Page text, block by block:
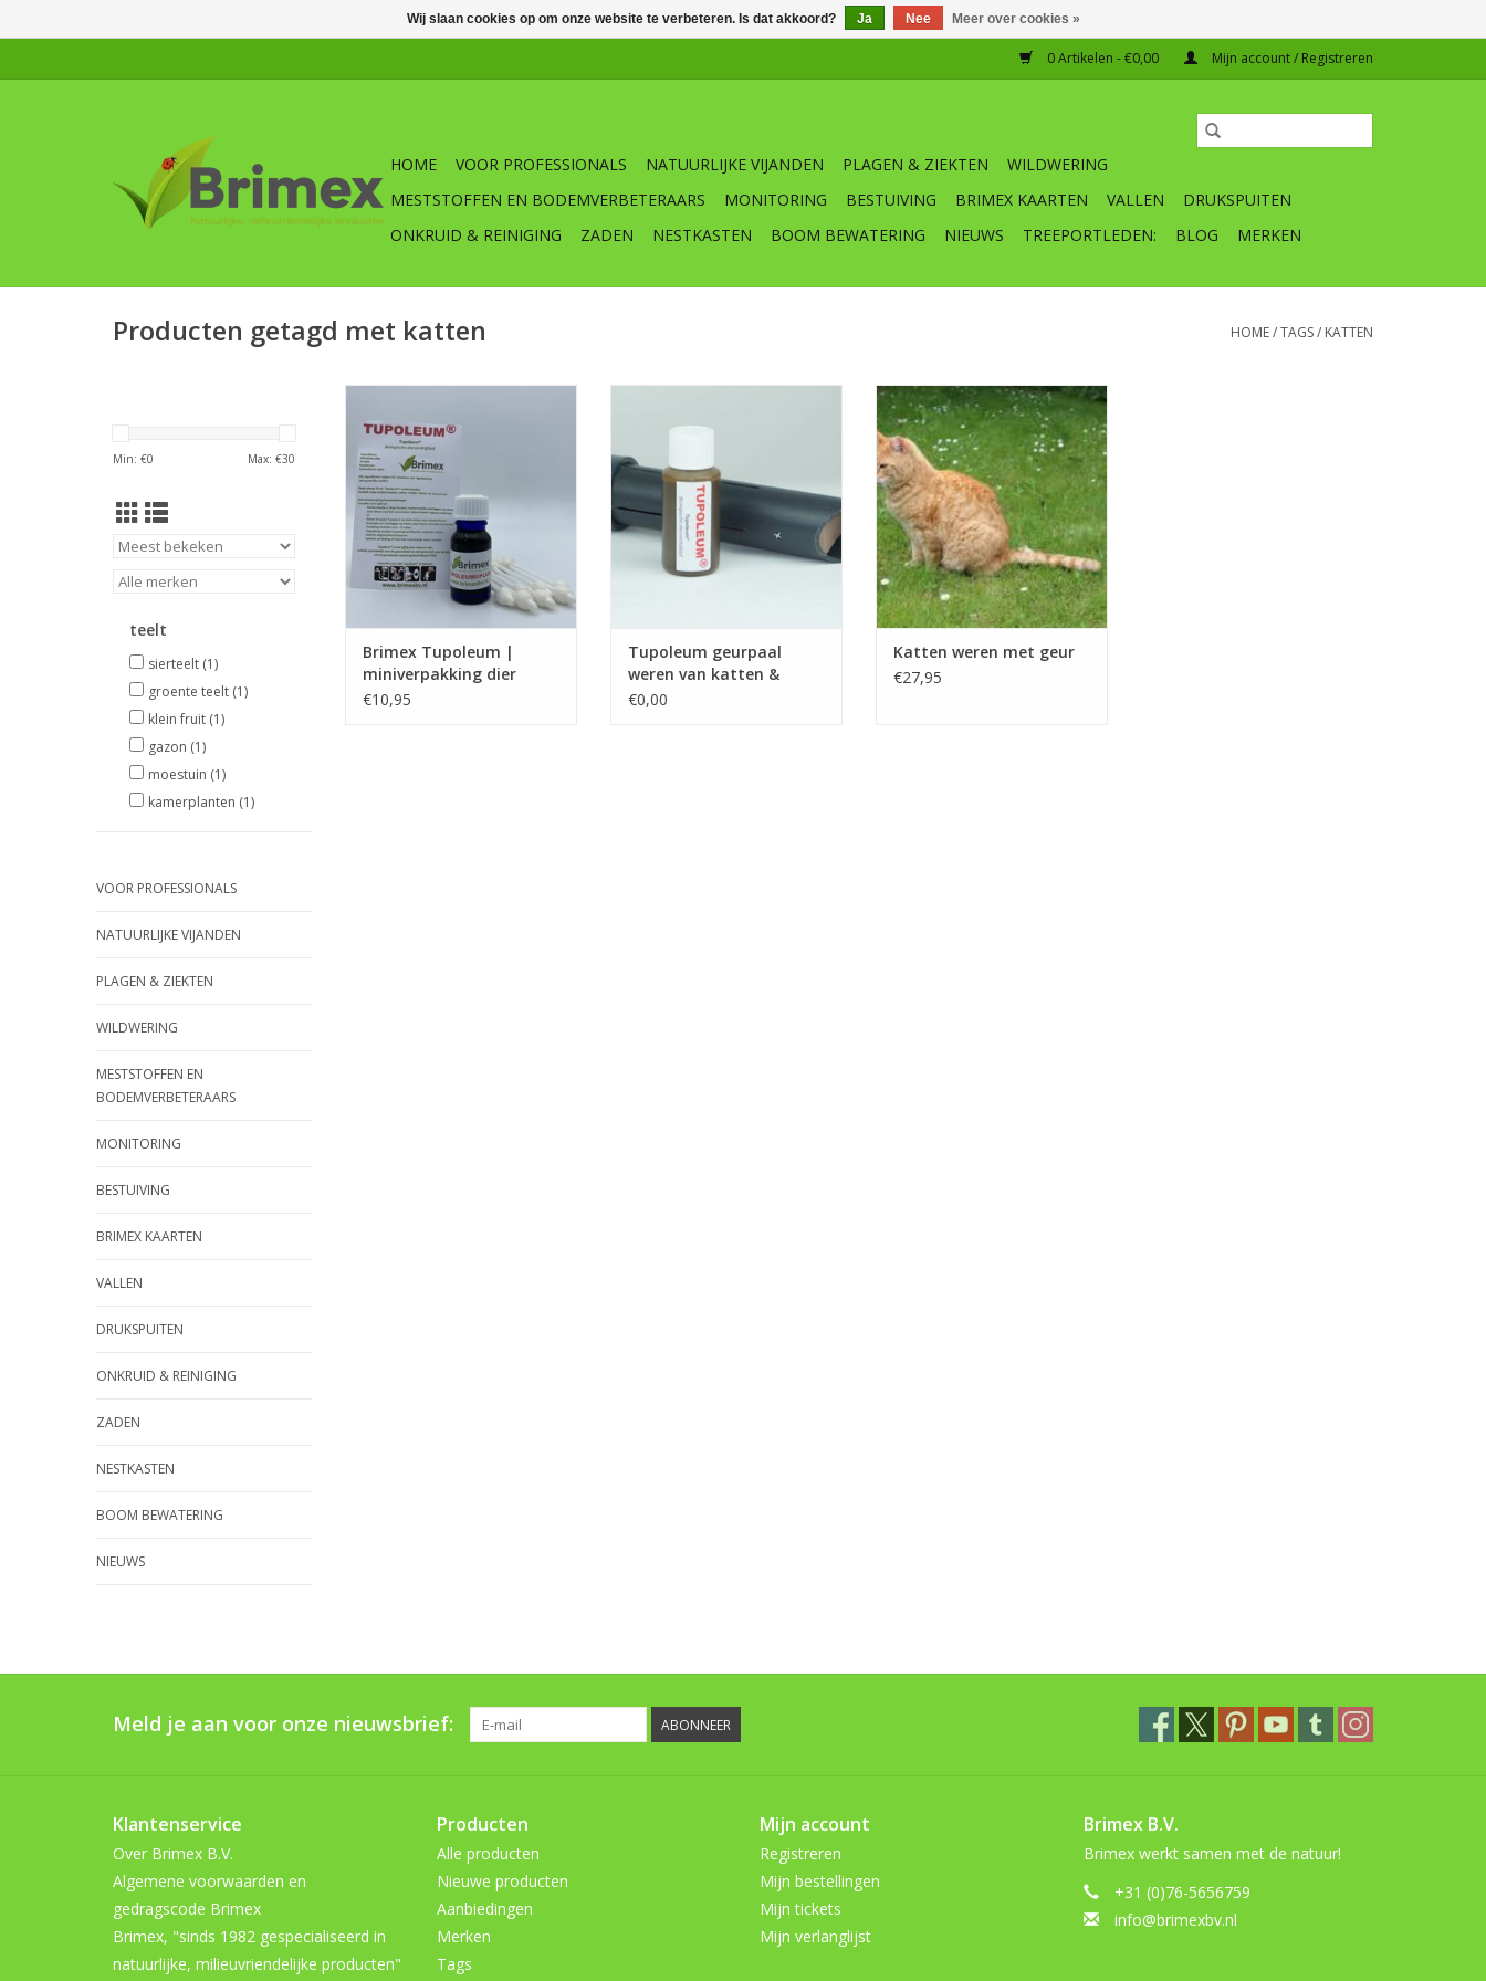
0 Artikelen - €0,00 Mijn account / Registreren
HOME VOOR PROFESSIONALS NATUURLIJKE VIJANDEN PLAGEN & ZIEKTEN
WILDWERING
MESTSTOFFEN EN BODEMVERBETERAARS
MONITORING BESTUIVING BRIMEX KAARTEN VALLEN
DRUKSPUITEN
ONKRUID & REINIGING
ZADEN NESTKASTEN BOOM BEWATERING NIEUWS TREEPORTLEDEN: BLOG MERKEN
Producten getagd met katten HOME/TAGS/ KATTEN
Min: €0 Max: €30
teelt
sierteelt (1)
groente teelt (1)
klein fruit (1)
gazon (1)
moestuin (1)
kamerplanten (1)
VOOR PROFESSIONALS
NATUURLIJKE VIJANDEN
PLAGEN & ZIEKTEN
WILDWERING
MESTSTOFFEN EN
BODEMVERBETERAARS
MONITORING
BESTUIVING
BRIMEX KAARTEN
VALLEN
DRUKSPUITEN
ONKRUID & REINIGING
ZADEN
NESTKASTEN
BOOM BEWATERING
NIEUWS
biologische dierverdrijfstof
weren van muizen, ratten,
marters
Brimex Tupoleum |
miniverpakking dier
wering
€10,95
lengte) 1 stuks
50 ml TUPOLEUM® per zuil
Inclusief 1 x 50 ml TUPOLEUM®
In bodem/grond te drukken
Inwendig absorptiemateriaal
Navul interval 4 maanden
Tupoleum geurpaal
weren van katten &
konijnen
€0,00
Tupoleum geurpaal voor weren
van o.a. katten en konijnen
Geurpaal 3,5 x 22 cm (diameter x
lengte) 1 stuks
50 ml TUPOLEUM® per zuil
Inclusief 1 x 50 ml TUPOLEUM®
In bodem/grond te drukken
Inwendig absorptiemateriaal
Navul interval 4 maanden
Katten weren met geur
€27,95
Meld je aan voor onze nieuwsbrief: ABONNEER
Klantenservice
Over Brimex B.V.
Algemene voorwaarden en
gedragscode Brimex
Brimex, "sinds 1982 gespecialiseerd in
natuurlijke, milieuvriendelijke producten"
Producten
Alle producten
Nieuwe producten
Aanbiedingen
Merken
Tags
Mijn account
Registreren
Mijn bestellingen
Mijn tickets
Mijn verlanglijst
Brimex B.V.
Brimex werkt samen met de natuur!
+31 (0)76-5656759
info@brimexbv.nl
Wij slaan cookies op om onze website te verbeteren. Is dat akkoord? Ja Nee Meer over cookies »